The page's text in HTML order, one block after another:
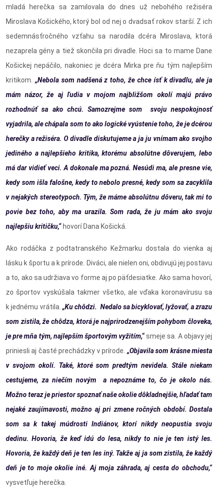
mladá herečka sa zamilovala do dnes už nebohého režiséra
Miroslava Košického, ktorý bol od nej o dvadsať rokov starší. Z ich
sedemnásťročného vzťahu sa narodila dcéra Miroslava, ktorá
nezaprela gény a tiež skončila pri divadle. Hoci sa to mame Dane
Košickej nepáčilo, nakoniec je dcéra Mirka pre ňu tým najlepším
kritikom. „Nebola som nadšená z toho, že chce ísť k divadlu, ale ja
mám názor, že aj ľudia v mojom najbližšom okolí majú právo
rozhodnúť sa ako chcú. Samozrejme som svoju nespokojnosť
vyjadrila, ale chápala som to ako logické vyústenie toho, že je dcérou
herečky a režiséra. O divadle diskutujeme a ja ju vnímam ako svojho
jediného a najlepšieho kritika, ktorému absolútne dôverujem, lebo
má dar vidieť veci. A dokonale ma pozná. Nesúdi ma, ale presne vie,
kedy som išla falošne, kedy to nebolo presné, kedy som sa zacyklila
v nejakých stereotypoch. Tým, že máme absolútnu dôveru, tak mi to
povie bez toho, aby ma urazila. Som rada, že ju mám ako svoju
najlepšiu kritičku,“ hovorí Dana Košická.
Ako rodáčka z podtatranského Kežmarku dostala do vienka aj
lásku k športu a k prírode. Diváci, ale nielen oni, obdivujú jej postavu
a to, ako sa udržiava vo forme aj po päťdesiatke. Ako sama hovorí,
zo športov vyskúšala takmer všetko, ale vďaka koronavírusu sa
k jednému vrátila. „Ku chôdzi. Nedalo sa bicyklovať, lyžovať, a zrazu
som zistila, že chôdza, ktorá je najprirodzenejším pohybom človeka,
je pre mňa tým, najlepším športovým vyžitím,“smeje sa. A objavy jej
priniesli aj časté prechádzky v prírode. „Objavila som krásne miesta
v svojom okolí. Také, ktoré som predtým nevidela. Stále niekam
cestujeme, za niečím novým a nepoznáme to, čo je okolo nás.
Možno teraz je priestor spoznať naše okolie dôkladnejšie, hľadať tam
nejaké zaujímavosti, možno aj pri zmene ročných období. Dostala
som sa k takej múdrosti Indiánov, ktorí nikdy neopustia svoju
dedinu. Hovoria, že keď idú do lesa, nikdy to nie je ten istý les.
Hovoria, že každý deň je ten les iný. Takže aj ja som zistila, že každý
deň je to moje okolie iné. Aj moja záhrada, aj cesta do obchodu,“
vysvetľuje herečka.